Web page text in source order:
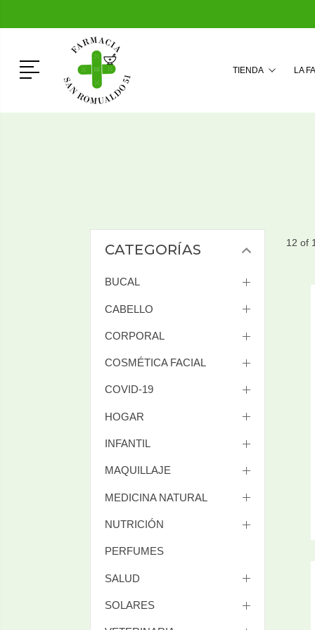
Menú TIENDA LA
CATEGORÍAS
BUCAL
CABELLO
CORPORAL
COSMÉTICA FACIAL
COVID-19
HOGAR
INFANTIL
MAQUILLAJE
MEDICINA NATURAL
NUTRICIÓN
PERFUMES
SALUD
SOLARES
12 of